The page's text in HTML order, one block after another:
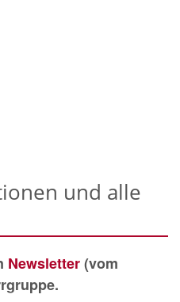
und alle
Newsletter(vom